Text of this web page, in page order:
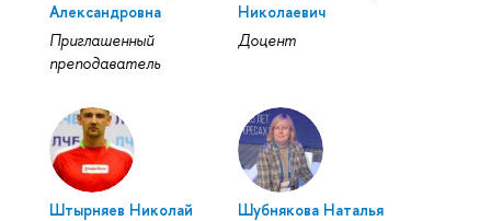
Александровна
Приглашенный
преподаватель
Николаевич
Доцент
Штырняев Николай
Шубнякова Наталья